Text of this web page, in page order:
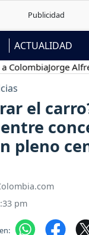
ACTUALIDAD
Jorge Alfredo
el
pleno
pm